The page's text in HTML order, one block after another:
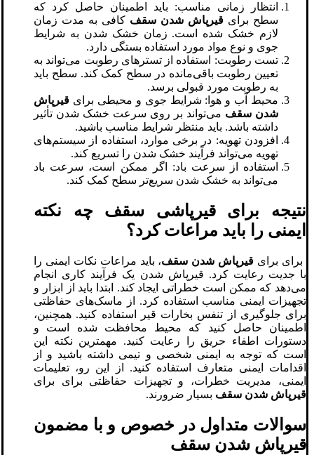
انتظار زمانی مناسب: باید اطمینان حاصل کرد که
سطح برای قیرپاش شدن سقف کافی به مدت زمان
لازم خشک شده است. زمان خشک شدن به شرایط
جوی و نوع مواد مورد استفاده بستگی دارد.
تست رطوبت: استفاده از تسترهای رطوبت می‌تواند به
تعیین رطوبت باقی‌مانده در سطح کمک کند. سطح باید
به رطوبت مورد قبولی برسد.
محیط آب و هوا: شرایط جوی و محیطی برای قیرپاش
شدن سقف می‌تواند بر روی سرعت خشک شدن تأثیر
داشته باشد. باید منتظر شرایط مناسب باشید.
افزودن تهویه: در برخی موارد، استفاده از سیستم‌های
تهویه می‌تواند فرآیند خشک شدن را تسریع کند.
استفاده از سرعت باد: اگر ممکن است، سرعت باد
می‌تواند به خشک شدن سریع‌تر سطح کمک کند.
نتیجه برای قیرپاشی سقف چه نکته
ایمنی را باید مراعات کرد؟
برای برای قیرپاش شدن سقف، باید مراعات نکات ایمنی را
با جدیت رعایت کرد. قیرپاش شدن یک فرآیند کاری انجام
می‌دهد که ممکن است خطراتی ایجاد کند. ابتدا باید از ابزار و
تجهیزات ایمنی مناسب استفاده کرد. از ماسک‌های حفاظتی
برای جلوگیری از تنفس بخارات قیر استفاده کنید. همچنین،
اطمینان حاصل کنید که محیط محافظت شده است و
دستورات اطفاء حریق را رعایت کنید. مهمترین نکته این
است که توجه به ایمنی شخصی و تیمی داشته باشید و از
اقدامات ایمنی متعارف استفاده کنید. از این رو، تعلیمات
ایمنی، مدیریت خطرات، و تجهیزات حفاظتی برای برای
قیرپاش شدن سقف بسیار ضرورند.
سوالات متداول در خصوص و با مضمون
قیرپاش شدن سقف